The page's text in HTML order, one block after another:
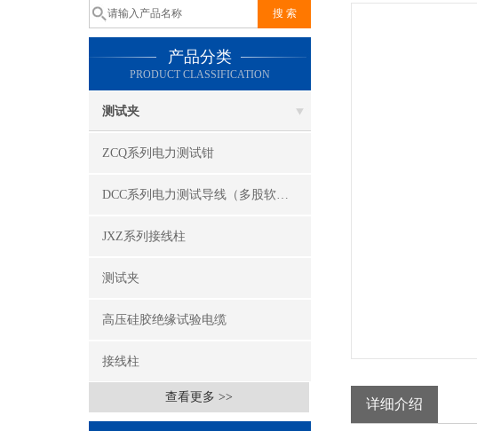
产品分类
PRODUCT CLASSIFICATION
测试夹
ZCQ系列电力测试钳
DCC系列电力测试导线（多股软线）
JXZ系列接线柱
测试夹
高压硅胶绝缘试验电缆
接线柱
查看更多 >> 详细介绍